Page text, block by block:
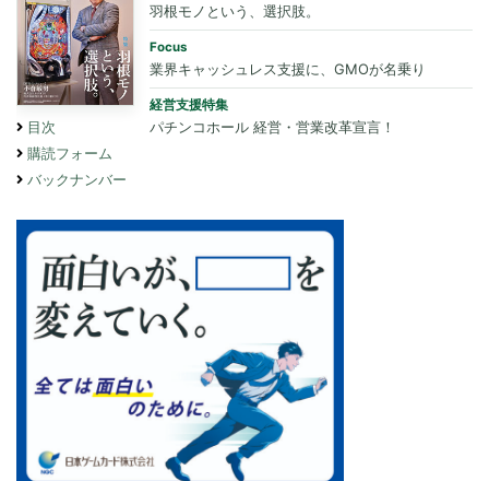
目次
購読フォーム
バックナンバー
羽根モノという、選択肢。
Focus
業界キャッシュレス支援に、GMOが名乗り
経営支援特集
パチンコホール 経営・営業改革宣言！